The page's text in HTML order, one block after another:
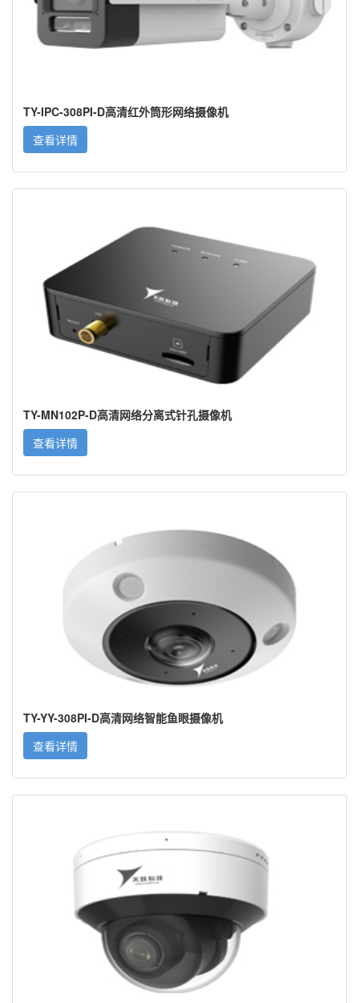
TY-IPC-308PI-D高清红外筒形网络摄像机
查看详情
TY-MN102P-D高清网络分离式针孔摄像机
查看详情
TY-YY-308PI-D高清网络智能鱼眼摄像机
查看详情